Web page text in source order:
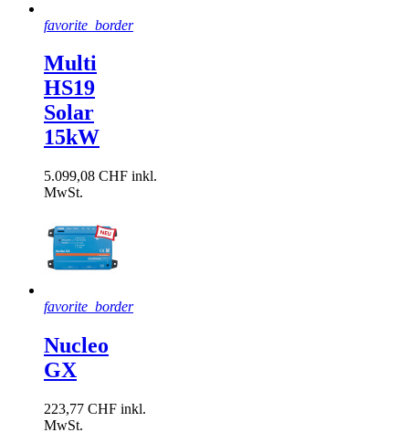
favorite_border
Multi
HS19
Solar
15kW
5.099,08 CHF inkl.
MwSt.
favorite_border
Nucleo
GX
223,77 CHF inkl.
MwSt.